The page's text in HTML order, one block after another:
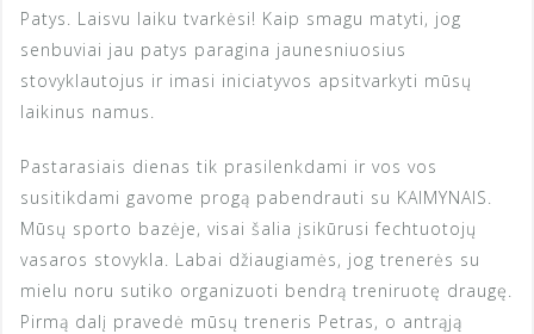
Patys. Laisvu laiku tvarkėsi! Kaip smagu matyti, jog
senbuviai jau patys paragina jaunesniuosius
stovyklautojus ir imasi iniciatyvos apsitvarkyti mūsų
laikinus namus.
Pastarasiais dienas tik prasilenkdami ir vos vos
susitikdami gavome progą pabendrauti su KAIMYNAIS.
Mūsų sporto bazėje, visai šalia įsikūrusi fechtuotojų
vasaros stovykla. Labai džiaugiamės, jog trenerės su
mielu noru sutiko organizuoti bendrą treniruotę draugę.
Pirmą dalį pravedė mūsų treneris Petras, o antrąją